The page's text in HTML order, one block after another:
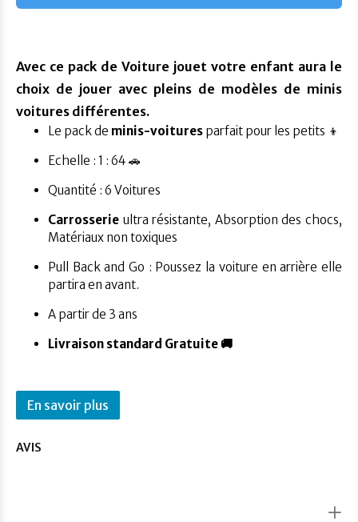
Avec ce pack de Voiture jouet votre enfant aura le
choix de jouer avec pleins de modèles de minis
voitures différentes.
Le pack de minis-voitures parfait pour les petits 👦
Echelle : 1 : 64 🚗
Quantité : 6 Voitures
Carrosserie ultra résistante, Absorption des chocs,
Matériaux non toxiques
Pull Back and Go : Poussez la voiture en arrière elle
partira en avant.
A partir de 3 ans
Livraison standard Gratuite 🚚
En savoir plus
AVIS